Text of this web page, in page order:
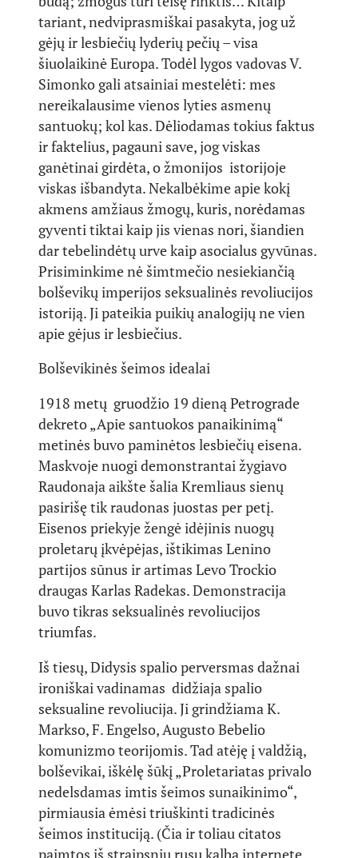
tariant, nedviprasmiškai pasakyta, jog už
gėjų ir lesbiečių lyderių pečių – visa
šiuolaikinė Europa. Todėl lygos vadovas V.
Simonko gali atsainiai mestelėti: mes
nereikalausime vienos lyties asmenų
santuokų; kol kas. Dėliodamas tokius faktus
ir faktelius, pagauni save, jog viskas
ganėtinai girdėta, o žmonijos istorijoje
viskas išbandyta. Nekalbėkime apie kokį
akmens amžiaus žmogų, kuris, norėdamas
gyventi tiktai kaip jis vienas nori, šiandien
dar tebelindėtų urve kaip asocialus gyvūnas.
Prisiminkime nė šimtmečio nesiekiančią
bolševikų imperijos seksualinės revoliucijos
istoriją. Ji pateikia puikių analogijų ne vien
apie gėjus ir lesbiečius.
Bolševikinės šeimos idealai
1918 metų gruodžio 19 dieną Petrograde
dekreto „Apie santuokos panaikinimą“
metinės buvo paminėtos lesbiečių eisena.
Maskvoje nuogi demonstrantai žygiavo
Raudonaja aikšte šalia Kremliaus sienų
pasirišę tik raudonas juostas per petį.
Eisenos priekyje žengė idėjinis nuogų
proletarų įkvėpėjas, ištikimas Lenino
partijos sūnus ir artimas Levo Trockio
draugas Karlas Radekas. Demonstracija
buvo tikras seksualinės revoliucijos
triumfas.
Iš tiesų, Didysis spalio perversmas dažnai
ironiškai vadinamas didžiaja spalio
seksualine revoliucija. Ji grindžiama K.
Markso, F. Engelso, Augusto Bebelio
komunizmo teorijomis. Tad atėję į valdžią,
bolševikai, iškėlę šūkį „Proletariatas privalo
nedelsdamas imtis šeimos sunaikinimo“,
pirmiausia ėmėsi triuškinti tradicinės
šeimos instituciją. (Čia ir toliau citatos